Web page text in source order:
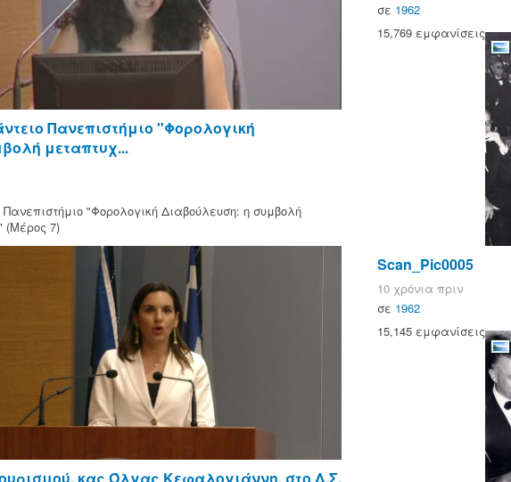
Πανεπιστήμιο "Φορολογική
μεταπτυχ...
"Φορολογική Διαβούλευση: η συμβολή
(Μέρος 7)
σε 1962
15,769 εμφανίσεις
Scan_Pic0005
10 χρόνια πριν
σε 1962
15,145 εμφανίσεις